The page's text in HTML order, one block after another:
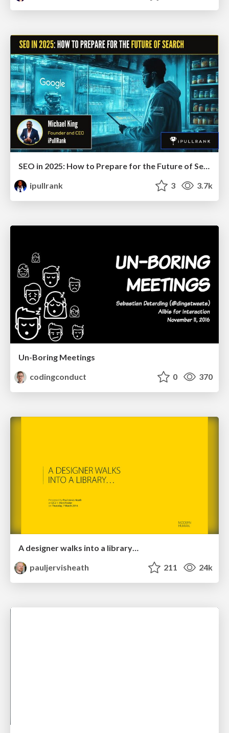
SEO in 2025: How to Prepare for the Future of Search
ipullrank
3 3.7k
Un-Boring Meetings
codingconduct
0 370
A designer walks into a library…
pauljervisheath
211 24k